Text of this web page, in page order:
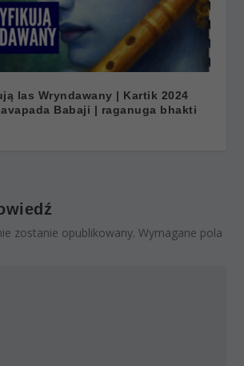
las Wryndawany | Kartik 2024
Babaji | raganuga bhakti
zostanie opublikowany. Wymagane pola